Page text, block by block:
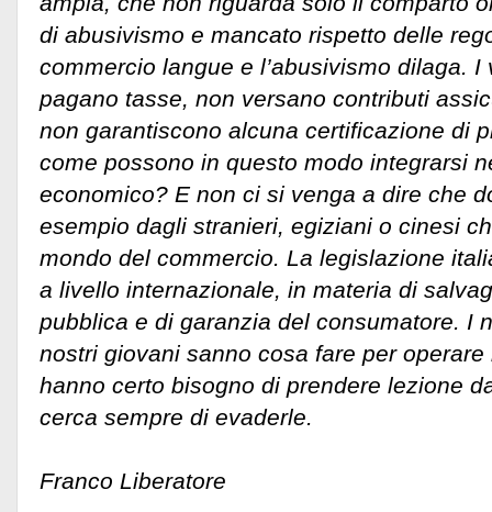
di abusivismo e mancato rispetto delle
commercio langue e l’abusivismo dilaga.
pagano tasse, non versano contributi
non garantiscono alcuna certificazione di
come possono in questo modo integrarsi
economico? E non ci si venga a dire che
esempio dagli stranieri, egiziani o cinesi
mondo del commercio. La legislazione
a livello internazionale, in materia di
pubblica e di garanzia del consumatore. I
nostri giovani sanno cosa fare per
hanno certo bisogno di prendere lezione
cerca sempre di evaderle.
Franco Liberatore